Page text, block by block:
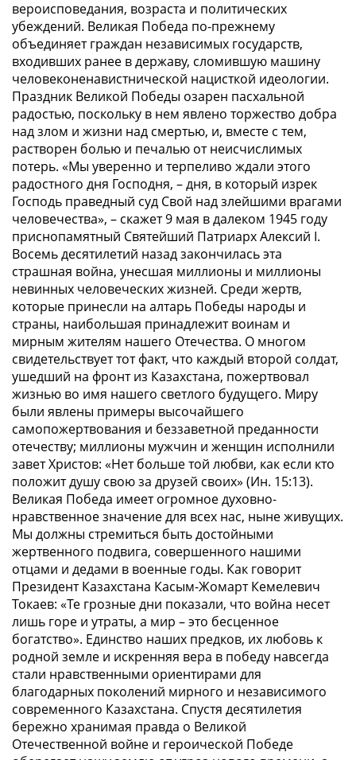
вероисповедания, возраста и политических
убеждений. Великая Победа по-прежнему
объединяет граждан независимых государств,
входивших ранее в державу, сломившую машину
человеконенавистнической нацисткой идеологии.
Праздник Великой Победы озарен пасхальной
радостью, поскольку в нем явлено торжество добра
над злом и жизни над смертью, и, вместе с тем,
растворен болью и печалью от неисчислимых
потерь. «Мы уверенно и терпеливо ждали этого
радостного дня Господня, – дня, в который изрек
Господь праведный суд Свой над злейшими врагами
человечества», – скажет 9 мая в далеком 1945 году
приснопамятный Святейший Патриарх Алексий I.
Восемь десятилетий назад закончилась эта
страшная война, унесшая миллионы и миллионы
невинных человеческих жизней. Среди жертв,
которые принесли на алтарь Победы народы и
страны, наибольшая принадлежит воинам и
мирным жителям нашего Отечества. О многом
свидетельствует тот факт, что каждый второй солдат,
ушедший на фронт из Казахстана, пожертвовал
жизнью во имя нашего светлого будущего. Миру
были явлены примеры высочайшего
самопожертвования и беззаветной преданности
отечеству; миллионы мужчин и женщин исполнили
завет Христов: «Нет больше той любви, как если кто
положит душу свою за друзей своих» (Ин. 15:13).
Великая Победа имеет огромное духовно-
нравственное значение для всех нас, ныне живущих.
Мы должны стремиться быть достойными
жертвенного подвига, совершенного нашими
отцами и дедами в военные годы. Как говорит
Президент Казахстана Касым-Жомарт Кемелевич
Токаев: «Те грозные дни показали, что война несет
лишь горе и утраты, а мир – это бесценное
богатство». Единство наших предков, их любовь к
родной земле и искренняя вера в победу навсегда
стали нравственными ориентирами для
благодарных поколений мирного и независимого
современного Казахстана. Спустя десятилетия
бережно хранимая правда о Великой
Отечественной войне и героической Победе